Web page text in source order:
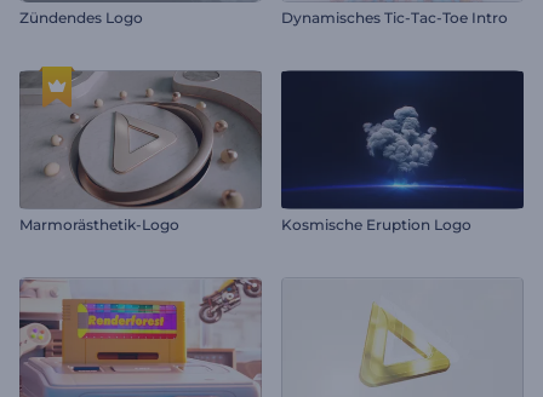
Zündendes Logo Dynamisches Tic-Tac-Toe Intro
Marmorästhetik-Logo Kosmische Eruption Logo